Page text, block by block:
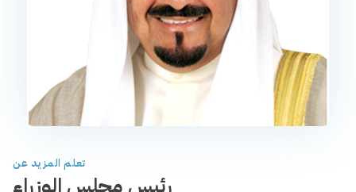
تعلم المزيد عن